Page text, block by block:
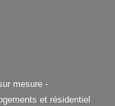
mesure -
et résidentiel